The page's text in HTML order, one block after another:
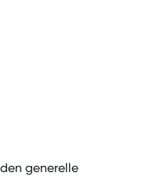
generelle